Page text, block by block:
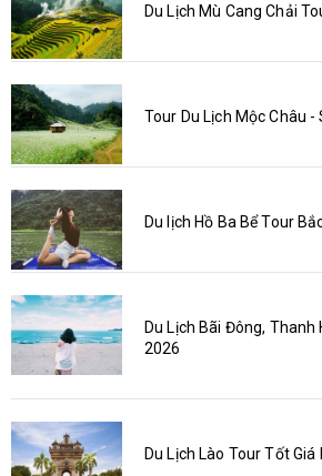
Du Lịch Mù Cang Chải
Tour Du Lịch Mộc Châu -
Du lịch Hồ Ba Bể Tour
Du Lịch Bãi Đông, Thanh
2026
Du Lịch Lào Tour Tốt Giá